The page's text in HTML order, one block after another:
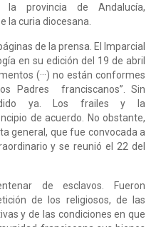
provincia de Andalucía,
la curia diocesana.
de la prensa. El Imparcial
en su edición del 19 de abril
(···) no están conformes
Padres franciscanos”. Sin
ya. Los frailes y la
de acuerdo. No obstante,
general, que fue convocada a
y se reunió el 22 del
de esclavos. Fueron
de los religiosos, de las
y de las condiciones en que